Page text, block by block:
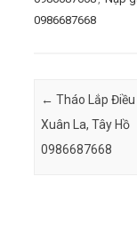
0986687668
Post navigation
← Tháo Lắp Điều
Xuân La, Tây Hồ
0986687668